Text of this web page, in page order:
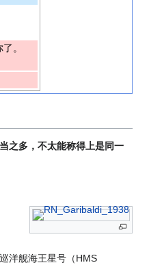
。
之多，不太能称得上是同一
洋舰海王星号（HMS